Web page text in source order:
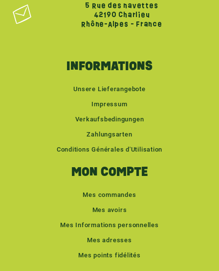
5 Rue des navettes
42190 Charlieu
Rhône-Alpes - France
INFORMATIONS
Unsere Lieferangebote
Impressum
Verkaufsbedingungen
Zahlungsarten
Conditions Générales d'Utilisation
MON COMPTE
Mes commandes
Mes avoirs
Mes Informations personnelles
Mes adresses
Mes points fidélités